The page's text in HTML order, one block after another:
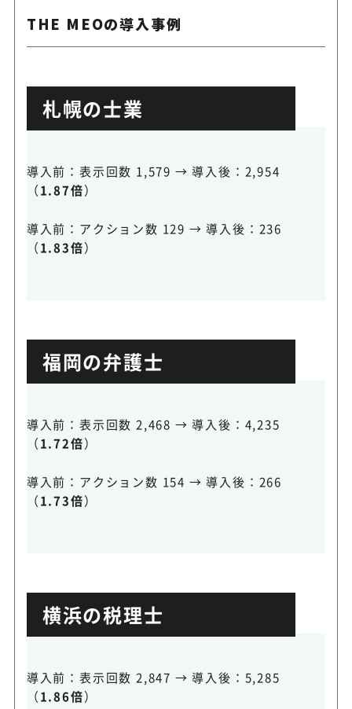
THE MEOの導入事例
札幌の士業
導入前：表示回数 1,579 → 導入後：2,954
（1.87倍）
導入前：アクション数 129 → 導入後：236
（1.83倍）
福岡の弁護士
導入前：表示回数 2,468 → 導入後：4,235
（1.72倍）
導入前：アクション数 154 → 導入後：266
（1.73倍）
横浜の税理士
導入前：表示回数 2,847 → 導入後：5,285
（1.86倍）